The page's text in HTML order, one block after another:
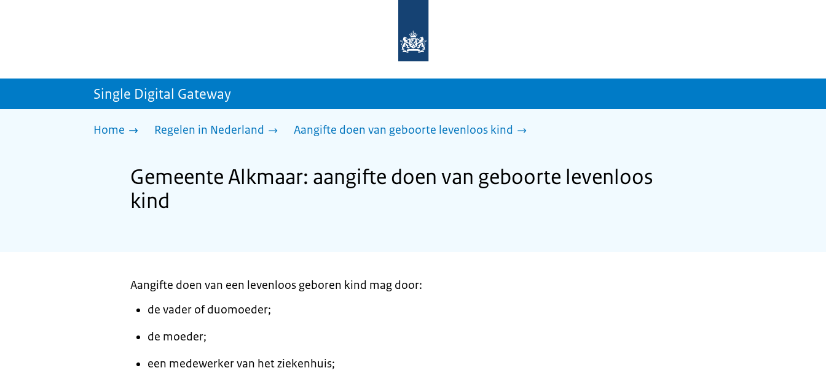
homepage
sdg.rijksoverheid.nl
Single Digital Gateway
Home Regelen in Nederland Aangifte doen van geboorte levenloos kind
Gemeente Alkmaar: aangifte doen van geboorte levenloos
kind
Aangifte doen van een levenloos geboren kind mag door:
de vader of duomoeder;
de moeder;
een medewerker van het ziekenhuis;